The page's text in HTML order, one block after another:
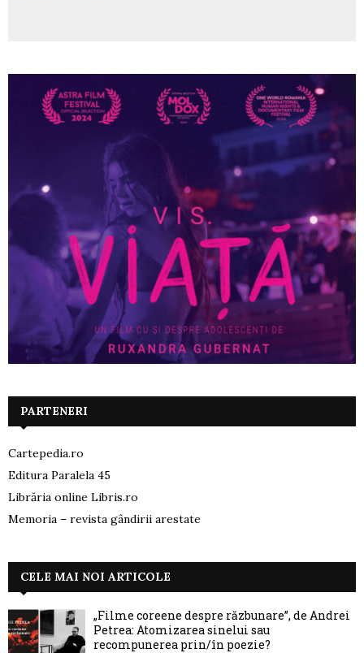
PARTENERI
Cartepedia.ro
Editura Paralela 45
Librăria online Libris.ro
Memoria – revista gândirii arestate
CELE MAI NOI ARTICOLE
„Filme coreene despre răzbunare”, de Andrei
Petrea: Atomizarea sinelui sau
recompunerea prin/în poezie?